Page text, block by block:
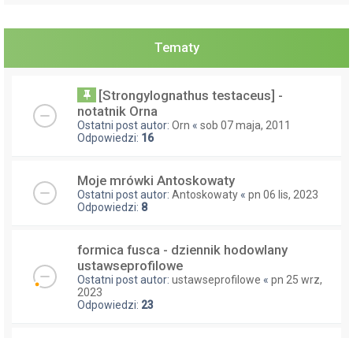
Tematy
[Strongylognathus testaceus] -
notatnik Orna
Ostatni post autor: Orn « sob 07 maja, 2011
Odpowiedzi: 16
Moje mrówki Antoskowaty
Ostatni post autor: Antoskowaty « pn 06 lis, 2023
Odpowiedzi: 8
formica fusca - dziennik hodowlany
ustawseprofilowe
Ostatni post autor: ustawseprofilowe « pn 25 wrz,
2023
Odpowiedzi: 23